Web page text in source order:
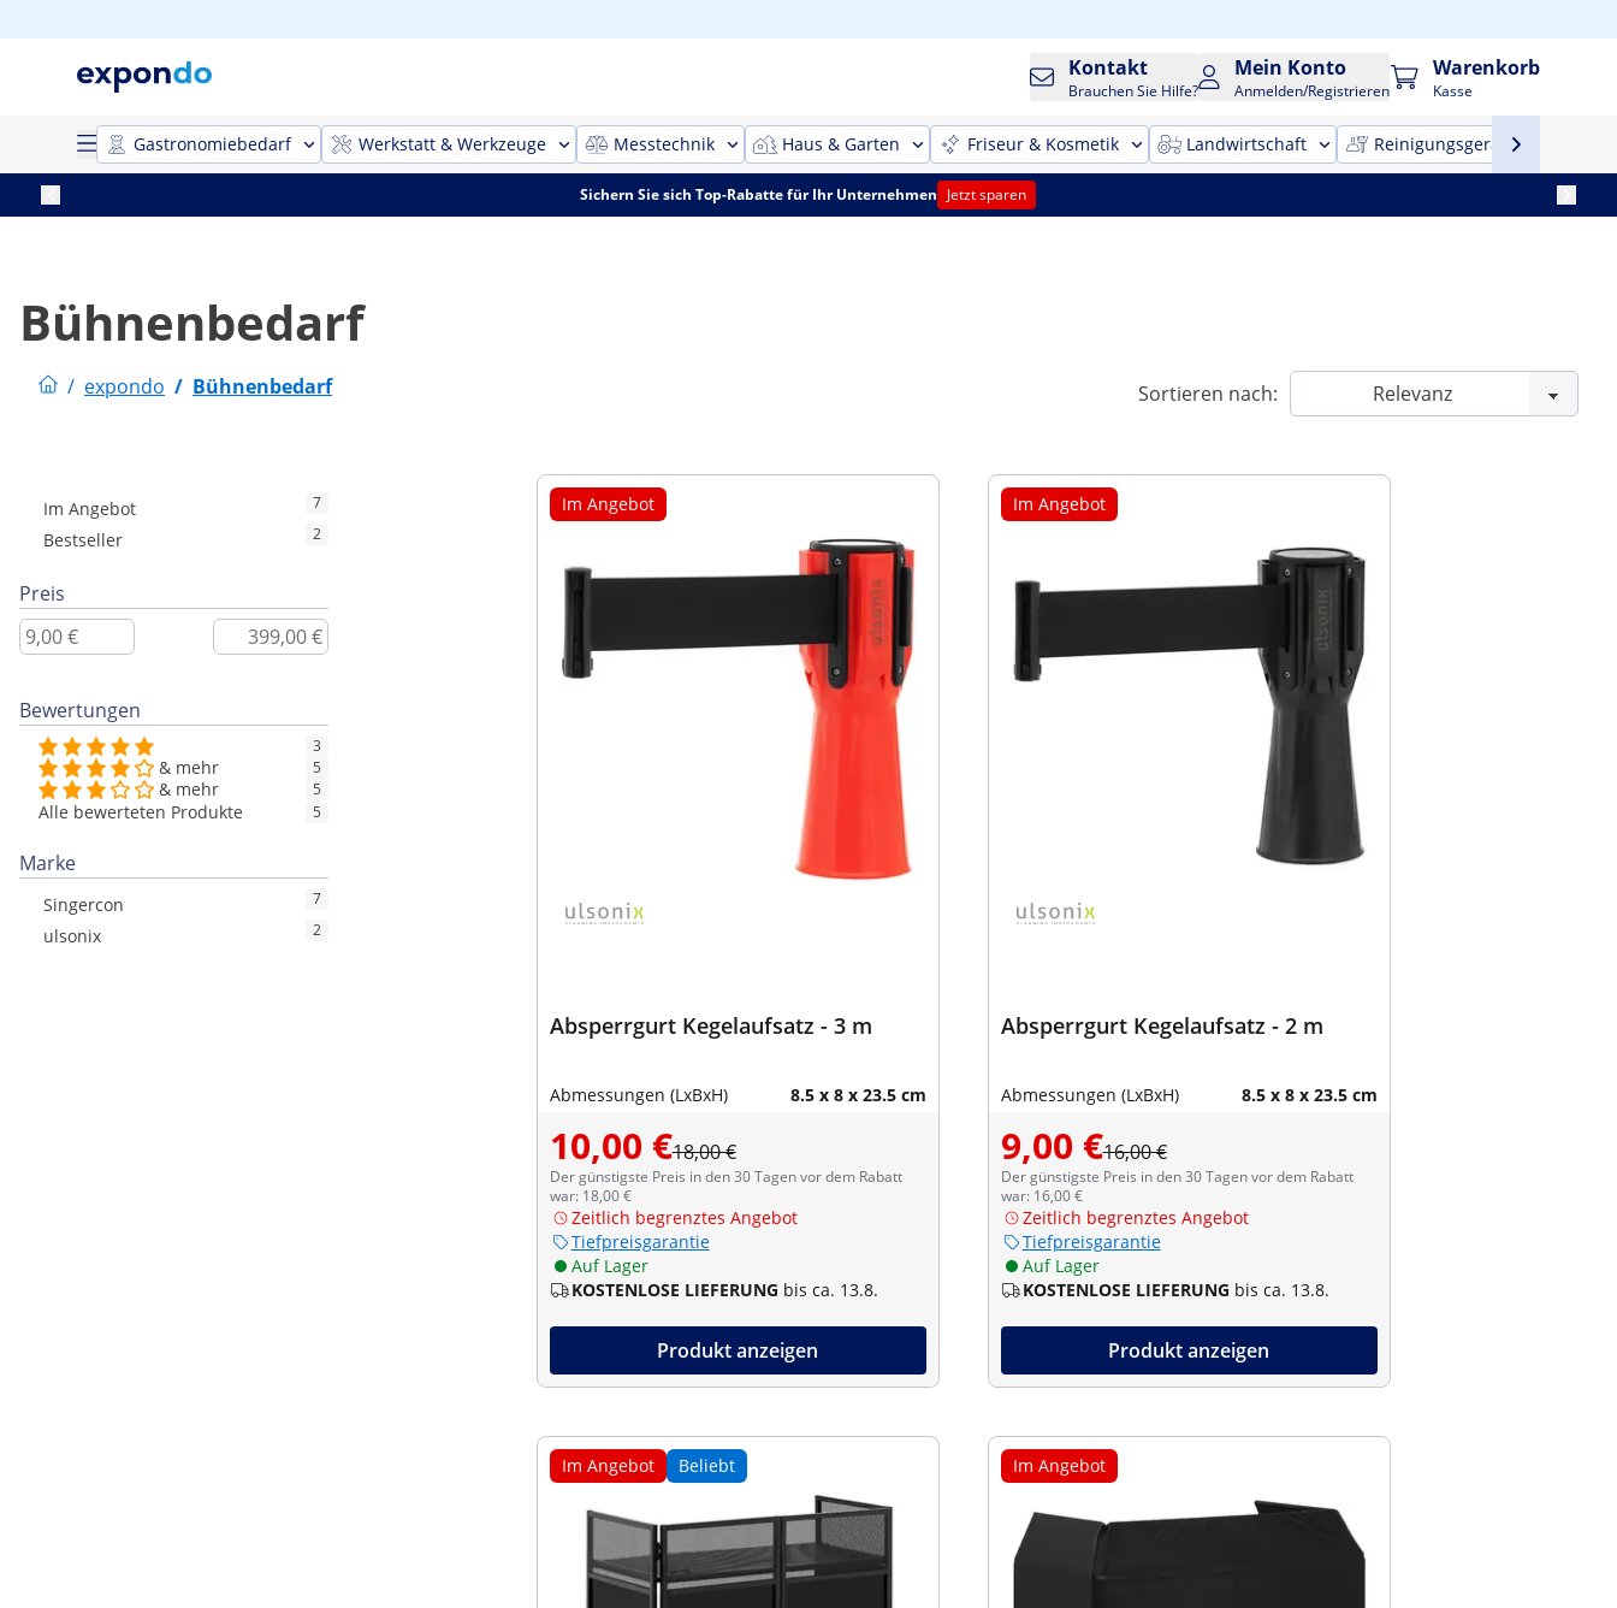
Kontakt
Brauchen Sie Hilfe?
Mein Konto
Anmelden/Registrieren
Warenkorb
Kasse
Gastronomiebedarf Werkstatt & Werkzeuge Messtechnik Haus & Garten Friseur & Kosmetik Landwirtschaft Reinigungsgeräte
Sichern Sie sich Top-Rabatte für Ihr Unternehmen Jetzt sparen
Bühnenbedarf
/ expondo / Bühnenbedarf Sortieren nach:
Im Angebot 7
Bestseller 2
Preis
Bewertungen
3
& mehr 5
& mehr 5
Alle bewerteten Produkte 5
Marke
Singercon 7
ulsonix 2
Im Angebot
Absperrgurt Kegelaufsatz - 3 m
Abmessungen (LxBxH) 8.5 x 8 x 23.5 cm
10,00 €18,00 €
Der günstigste Preis in den 30 Tagen vor dem Rabatt
war: 18,00 €
Zeitlich begrenztes Angebot
Tiefpreisgarantie
Auf Lager
KOSTENLOSE LIEFERUNG bis ca. 13.8.
Produkt anzeigen
Im Angebot
Absperrgurt Kegelaufsatz - 2 m
Abmessungen (LxBxH) 8.5 x 8 x 23.5 cm
9,00 €16,00 €
Der günstigste Preis in den 30 Tagen vor dem Rabatt
war: 16,00 €
Zeitlich begrenztes Angebot
Tiefpreisgarantie
Auf Lager
KOSTENLOSE LIEFERUNG bis ca. 13.8.
Produkt anzeigen
Im Angebot Beliebt Im Angebot